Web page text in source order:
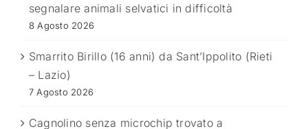
segnalare animali selvatici in difficoltà
8 Agosto 2026
Smarrito Birillo (16 anni) da Sant’Ippolito (Rieti
– Lazio)
7 Agosto 2026
Cagnolino senza microchip trovato a